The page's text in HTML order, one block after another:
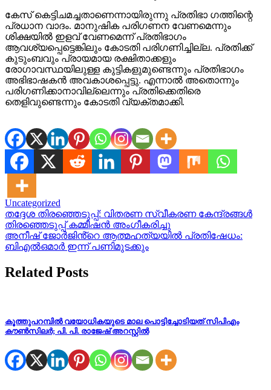
കേസ് കെട്ടിചമച്ചതാണെന്നായിരുന്നു പ്രതിഭാ ഗത്തിന്റെ
പ്രധാന വാദം. മാനുഷിക പരിഗണന വേണമെന്നും
ശിക്ഷയിൽ ഇളവ് വേണമെന്ന് പ്രതിഭാഗം
ആവശ്യപ്പെട്ടെങ്കിലും കോടതി പരിഗണിച്ചില്ല. പ്രതിക്ക്
കുടുംബവും പ്രായമായ രക്ഷിതാക്കളും
രോഗാവസ്ഥയിലുള്ള കുട്ടികളുമുണ്ടെന്നും പ്രതിഭാഗം
അഭിഭാഷകൻ അവകാശപ്പെട്ടു. എന്നാൽ അതൊന്നും
പരിഗണിക്കാനാവില്ലെന്നും പ്രതിക്കെതിരെ
തെളിവുണ്ടെന്നും കോടതി വ്യക്തമാക്കി.
Uncategorized
Post
navigation
തദ്ദേശ തിരഞ്ഞെടുപ്പ്: വിതരണ സ്വീകരണ കേന്ദ്രങ്ങൾ
തിരഞ്ഞെടുപ്പ് കമ്മീഷൻ അംഗീകരിച്ചു
അനീഷ് ജോർജിൻ്റെ ആത്മഹത്യയിൽ പ്രതിഷേധം:
ബിഎൽഒമാർ ഇന്ന് പണിമുടക്കും
Related Posts
കൂത്തുപറമ്പിൽ വയോധികയുടെ മാല പൊട്ടിച്ചോടിയത് സിപിഎം
കൗൺസിലർ; പി. പി. രാജേഷ് അറസ്റ്റിൽ